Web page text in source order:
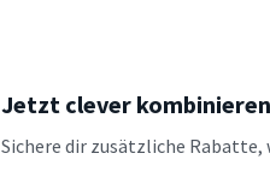
Jetzt clever
Sichere dir zusätzliche